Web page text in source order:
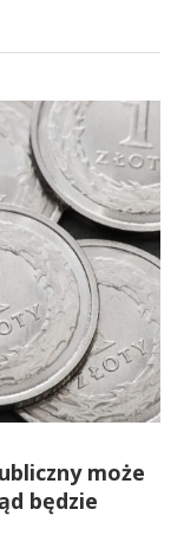
może
będzie